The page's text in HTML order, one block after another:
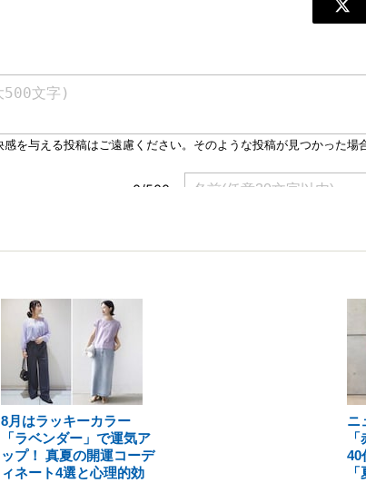
8月はラッキーカラー
「ラベンダー」で運気ア
ップ！ 真夏の開運コーデ
ィネート4選と心理的効
ニ
40